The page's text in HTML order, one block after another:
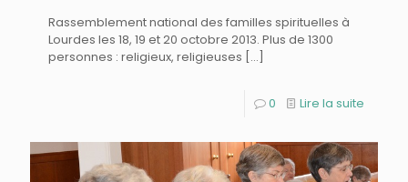
Rassemblement national des familles spirituelles à
Lourdes les 18, 19 et 20 octobre 2013. Plus de 1300
personnes : religieux, religieuses […]
0 Lire la suite